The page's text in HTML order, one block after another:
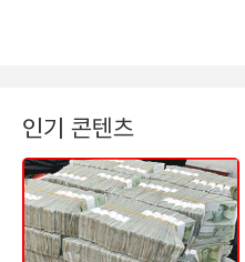
인기 콘텐츠